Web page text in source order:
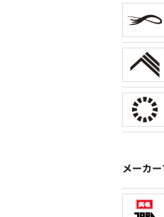
メーカ